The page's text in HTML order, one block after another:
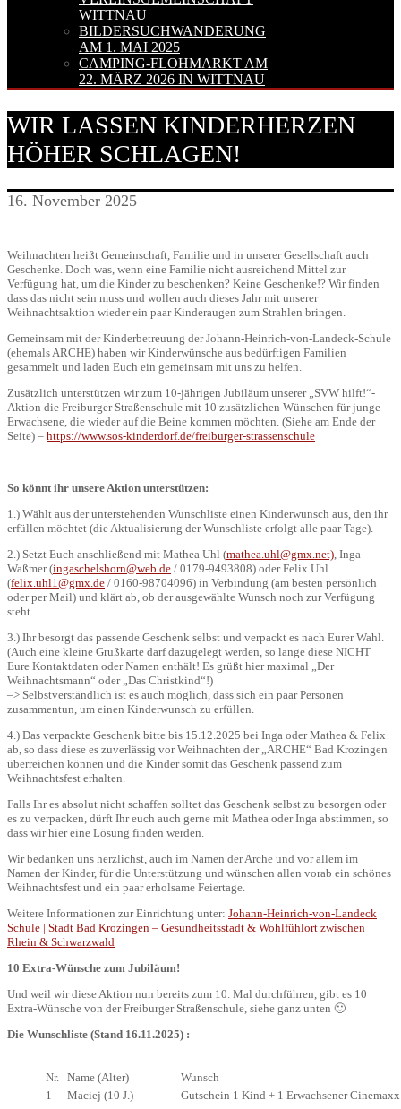
WITTNAU
BILDERSUCHWANDERUNG
AM 1. MAI 2025
CAMPING-FLOHMARKT AM
22. MÄRZ 2026 IN WITTNAU
WIR LASSEN KINDERHERZEN
HÖHER SCHLAGEN!
16. November 2025
Weihnachten heißt Gemeinschaft, Familie und in unserer Gesellschaft auch
Geschenke. Doch was, wenn eine Familie nicht ausreichend Mittel zur
Verfügung hat, um die Kinder zu beschenken? Keine Geschenke!? Wir finden
dass das nicht sein muss und wollen auch dieses Jahr mit unserer
Weihnachtsaktion wieder ein paar Kinderaugen zum Strahlen bringen.
Gemeinsam mit der Kinderbetreuung der Johann-Heinrich-von-Landeck-Schule
(ehemals ARCHE) haben wir Kinderwünsche aus bedürftigen Familien
gesammelt und laden Euch ein gemeinsam mit uns zu helfen.
Zusätzlich unterstützen wir zum 10-jährigen Jubiläum unserer „SVW hilft!“-
Aktion die Freiburger Straßenschule mit 10 zusätzlichen Wünschen für junge
Erwachsene, die wieder auf die Beine kommen möchten. (Siehe am Ende der
Seite) – https://www.sos-kinderdorf.de/freiburger-strassenschule
So könnt ihr unsere Aktion unterstützen:
1.) Wählt aus der unterstehenden Wunschliste einen Kinderwunsch aus, den ihr
erfüllen möchtet (die Aktualisierung der Wunschliste erfolgt alle paar Tage).
2.) Setzt Euch anschließend mit Mathea Uhl (mathea.uhl@gmx.net), Inga
Waßmer (ingaschelshorn@web.de / 0179-9493808) oder Felix Uhl
(felix.uhl1@gmx.de / 0160-98704096) in Verbindung (am besten persönlich
oder per Mail) und klärt ab, ob der ausgewählte Wunsch noch zur Verfügung
steht.
3.) Ihr besorgt das passende Geschenk selbst und verpackt es nach Eurer Wahl.
(Auch eine kleine Grußkarte darf dazugelegt werden, so lange diese NICHT
Eure Kontaktdaten oder Namen enthält! Es grüßt hier maximal „Der
Weihnachtsmann“ oder „Das Christkind“!)
–> Selbstverständlich ist es auch möglich, dass sich ein paar Personen
zusammentun, um einen Kinderwunsch zu erfüllen.
4.) Das verpackte Geschenk bitte bis 15.12.2025 bei Inga oder Mathea & Felix
ab, so dass diese es zuverlässig vor Weihnachten der „ARCHE“ Bad Krozingen
überreichen können und die Kinder somit das Geschenk passend zum
Weihnachtsfest erhalten.
Falls Ihr es absolut nicht schaffen solltet das Geschenk selbst zu besorgen oder
es zu verpacken, dürft Ihr euch auch gerne mit Mathea oder Inga abstimmen, so
dass wir hier eine Lösung finden werden.
Wir bedanken uns herzlichst, auch im Namen der Arche und vor allem im
Namen der Kinder, für die Unterstützung und wünschen allen vorab ein schönes
Weihnachtsfest und ein paar erholsame Feiertage.
Weitere Informationen zur Einrichtung unter: Johann-Heinrich-von-Landeck
Schule | Stadt Bad Krozingen – Gesundheitsstadt & Wohlfühlort zwischen
Rhein & Schwarzwald
10 Extra-Wünsche zum Jubiläum!
Und weil wir diese Aktion nun bereits zum 10. Mal durchführen, gibt es 10
Extra-Wünsche von der Freiburger Straßenschule, siehe ganz unten 🙂
Die Wunschliste (Stand 16.11.2025) :
Nr. Name (Alter)
Wunsch
1
Maciej (10 J.)
Gutschein 1 Kind + 1 Erwachsener